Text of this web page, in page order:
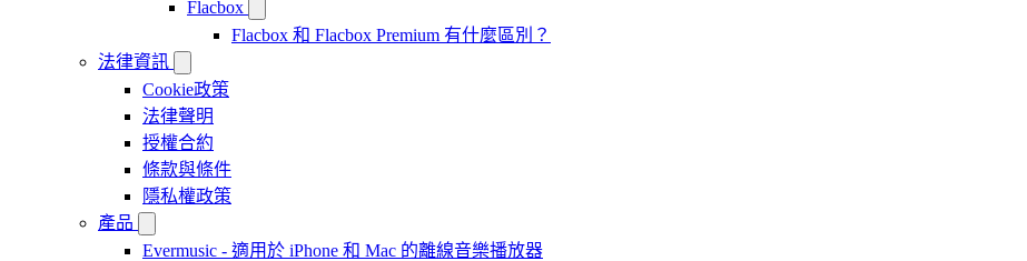
Flacbox
Flacbox 和 Flacbox Premium 有什麼區別？
法律資訊
Cookie政策
法律聲明
授權合約
條款與條件
隱私權政策
產品
Evermusic - 適用於 iPhone 和 Mac 的離線音樂播放器